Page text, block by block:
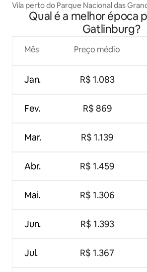
Vila perto do Parque Nacional das
Fumegantes
Qual é a melhor época
Gatlinburg?
Mês
Jan.
Fev.
Mar.
Abr.
Mai.
Jun.
Jul.
Preço médio
R$ 1.083
R$ 869
R$ 1.139
R$ 1.459
R$ 1.306
R$ 1.393
R$ 1.367